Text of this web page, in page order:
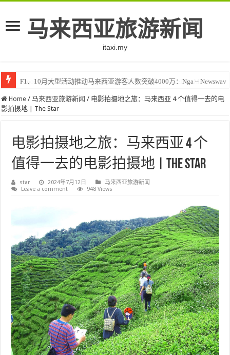
马来西亚旅游新闻
itaxi.my
F1、10月大型活动推动马来西亚游客人数突破4000万：Nga – Newswav
Klook客路将印度和中东创作者聚集在马来西亚 – TravelBiz Monitor
Home / 马来西亚旅游新闻 / 电影拍摄地之旅：马来西亚 4 个值得一去的电
影拍摄地 | The Star
电影拍摄地之旅：马来西亚 4 个
值得一去的电影拍摄地 | The Star
star 2024年7月12日
马来西亚旅游新闻
Leave a comment
948 Views